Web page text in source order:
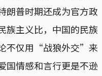
朗普时期还成为官方政
族主义比，中国的民族
不仅用“战狼外交”来
国情感和言行更是不逊